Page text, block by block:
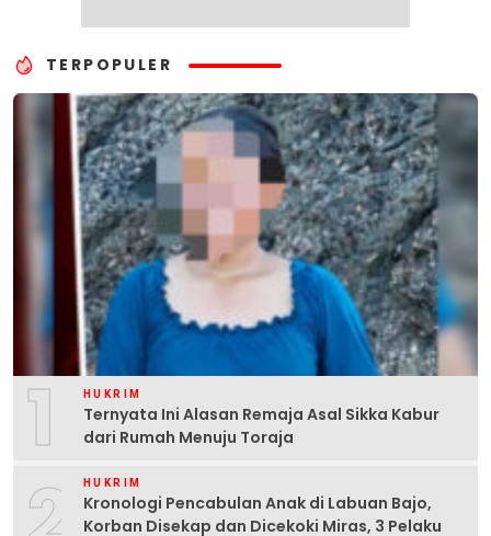
TERPOPULER
1 HUKRIM
Ternyata Ini Alasan Remaja Asal Sikka Kabur
dari Rumah Menuju Toraja
HUKRIM
Kronologi Pencabulan Anak di Labuan Bajo,
Korban Disekap dan Dicekoki Miras, 3 Pelaku